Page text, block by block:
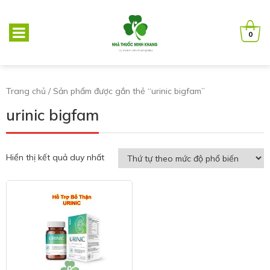
0
Trang chủ / Sản phẩm được gắn thẻ “urinic bigfam”
urinic bigfam
Hiển thị kết quả duy nhất